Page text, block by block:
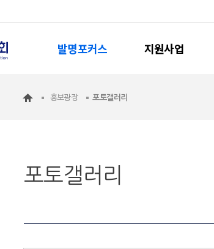
발명포커스 지원사업
홍보광장 포토갤러리
포토갤러리